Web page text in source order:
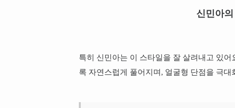
신민아
특히 신민아는 이 스타일을 잘 살려내고 있
록 자연스럽게 풀어지며, 얼굴형 단점을 극